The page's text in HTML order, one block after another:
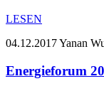
LESEN
04.12.2017Yanan
Energieforum